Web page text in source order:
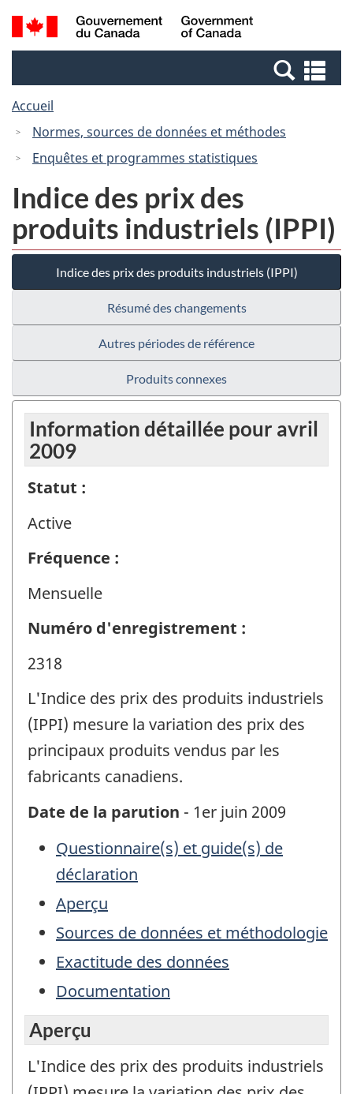
Passer
au
Passer
à
Canada
Recherche
et
et
Accueil
Normes, sources de données et méthodes
Enquêtes et programmes statistiques
Indice des prix des
produits industriels (IPPI)
Indice des prix des produits industriels (IPPI)
Résumé des changements
Autres périodes de référence
Produits connexes
Information détaillée pour avril
2009
Statut :
Active
Fréquence :
Mensuelle
Numéro d'enregistrement :
2318
L'Indice des prix des produits industriels
(IPPI) mesure la variation des prix des
principaux produits vendus par les
fabricants canadiens.
Date de la parution - 1er juin 2009
Questionnaire(s) et guide(s) de
déclaration
Aperçu
Sources de données et méthodologie
Exactitude des données
Documentation
Aperçu
L'Indice des prix des produits industriels